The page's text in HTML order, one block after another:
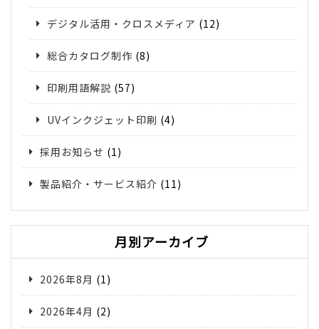
デジタル活用・クロスメディア (12)
総合カタログ制作 (8)
印刷用語解説 (57)
UVインクジェット印刷 (4)
採用お知らせ (1)
製品紹介・サービス紹介 (11)
月別アーカイブ
2026年8月 (1)
2026年4月 (2)